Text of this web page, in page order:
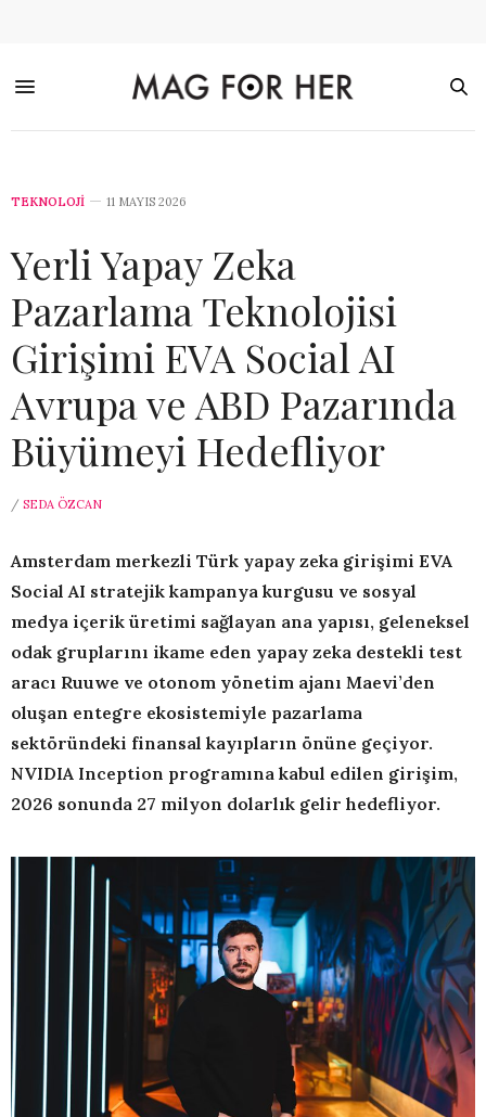
TEKNOLOJİ 11 MAYIS 2026
Yerli Yapay Zeka
Pazarlama Teknolojisi
Girişimi EVA Social AI
Avrupa ve ABD Pazarında
Büyümeyi Hedefliyor
/ SEDA ÖZCAN
Amsterdam merkezli Türk yapay zeka girişimi EVA
Social AI stratejik kampanya kurgusu ve sosyal
medya içerik üretimi sağlayan ana yapısı, geleneksel
odak gruplarını ikame eden yapay zeka destekli test
aracı Ruuwe ve otonom yönetim ajanı Maevi’den
oluşan entegre ekosistemiyle pazarlama
sektöründeki finansal kayıpların önüne geçiyor.
NVIDIA Inception programına kabul edilen girişim,
2026 sonunda 27 milyon dolarlık gelir hedefliyor.